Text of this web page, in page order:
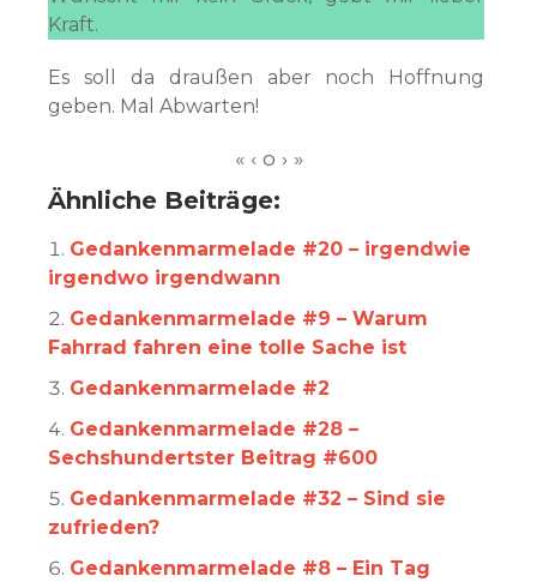
Kraft.
Es soll da draußen aber noch Hoffnung
geben. Mal Abwarten!
Ähnliche Beiträge:
Gedankenmarmelade #20 – irgendwie
irgendwo irgendwann
Gedankenmarmelade #9 – Warum
Fahrrad fahren eine tolle Sache ist
Gedankenmarmelade #2
Gedankenmarmelade #28 –
Sechshundertster Beitrag #600
Gedankenmarmelade #32 – Sind sie
zufrieden?
Gedankenmarmelade #8 – Ein Tag